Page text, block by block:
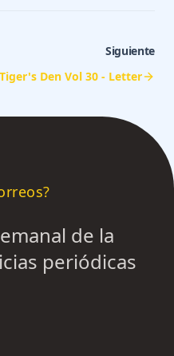
Siguiente
Tiger's Den Vol 30 - Letter
de la
periódicas